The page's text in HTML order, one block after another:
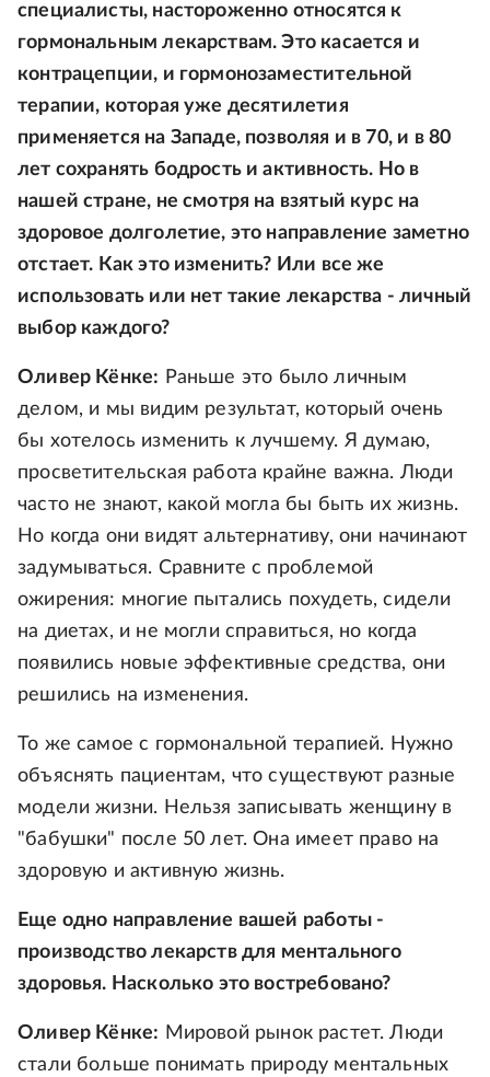
специалисты, настороженно относятся к
гормональным лекарствам. Это касается и
контрацепции, и гормонозаместительной
терапии, которая уже десятилетия
применяется на Западе, позволяя и в 70, и в 80
лет сохранять бодрость и активность. Но в
нашей стране, не смотря на взятый курс на
здоровое долголетие, это направление заметно
отстает. Как это изменить? Или все же
использовать или нет такие лекарства - личный
выбор каждого?
Оливер Кёнке: Раньше это было личным
делом, и мы видим результат, который очень
бы хотелось изменить к лучшему. Я думаю,
просветительская работа крайне важна. Люди
часто не знают, какой могла бы быть их жизнь.
Но когда они видят альтернативу, они начинают
задумываться. Сравните с проблемой
ожирения: многие пытались похудеть, сидели
на диетах, и не могли справиться, но когда
появились новые эффективные средства, они
решились на изменения.
То же самое с гормональной терапией. Нужно
объяснять пациентам, что существуют разные
модели жизни. Нельзя записывать женщину в
"бабушки" после 50 лет. Она имеет право на
здоровую и активную жизнь.
Еще одно направление вашей работы -
производство лекарств для ментального
здоровья. Насколько это востребовано?
Оливер Кёнке: Мировой рынок растет. Люди
стали больше понимать природу ментальных